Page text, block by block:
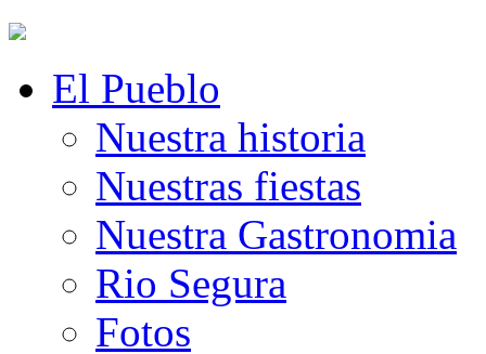
El Pueblo
Nuestra historia
Nuestras fiestas
Nuestra Gastronomia
Rio Segura
Fotos